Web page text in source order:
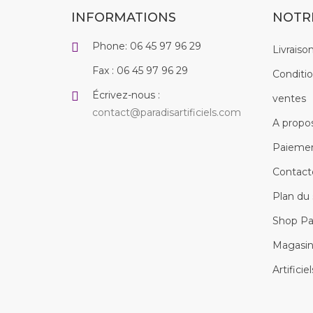
INFORMATIONS
Phone: 06 45 97 96 29
Fax : 06 45 97 96 29
Écrivez-nous :
contact@paradisartificiels.com
ventes
A
Plan
Shop